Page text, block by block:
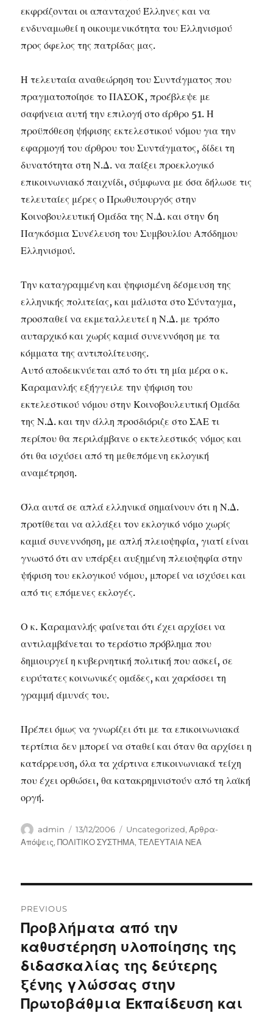
εκφράζονται οι απανταχού Έλληνες και να
ενδυναμωθεί η οικουμενικότητα του Ελληνισμού
προς όφελος της πατρίδας μας.
Η τελευταία αναθεώρηση του Συντάγματος που
πραγματοποίησε το ΠΑΣΟΚ, προέβλεψε με
σαφήνεια αυτή την επιλογή στο άρθρο 51. Η
προϋπόθεση ψήφισης εκτελεστικού νόμου για την
εφαρμογή του άρθρου του Συντάγματος, δίδει τη
δυνατότητα στη Ν.Δ. να παίξει προεκλογικό
επικοινωνιακό παιχνίδι, σύμφωνα με όσα δήλωσε τις
τελευταίες μέρες ο Πρωθυπουργός στην
Κοινοβουλευτική Ομάδα της Ν.Δ. και στην 6η
Παγκόσμια Συνέλευση του Συμβουλίου Απόδημου
Ελληνισμού.
Την καταγραμμένη και ψηφισμένη δέσμευση της
ελληνικής πολιτείας, και μάλιστα στο Σύνταγμα,
προσπαθεί να εκμεταλλευτεί η Ν.Δ. με τρόπο
αυταρχικό και χωρίς καμιά συνεννόηση με τα
κόμματα της αντιπολίτευσης.
Αυτό αποδεικνύεται από το ότι τη μία μέρα ο κ.
Καραμανλής εξήγγειλε την ψήφιση του
εκτελεστικού νόμου στην Κοινοβουλευτική Ομάδα
της Ν.Δ. και την άλλη προσδιόριζε στο ΣΑΕ τι
περίπου θα περιλάμβανε ο εκτελεστικός νόμος και
ότι θα ισχύσει από τη μεθεπόμενη εκλογική
αναμέτρηση.
Όλα αυτά σε απλά ελληνικά σημαίνουν ότι η Ν.Δ.
προτίθεται να αλλάξει τον εκλογικό νόμο χωρίς
καμιά συνεννόηση, με απλή πλειοψηφία, γιατί είναι
γνωστό ότι αν υπάρξει αυξημένη πλειοψηφία στην
ψήφιση του εκλογικού νόμου, μπορεί να ισχύσει και
από τις επόμενες εκλογές.
Ο κ. Καραμανλής φαίνεται ότι έχει αρχίσει να
αντιλαμβάνεται το τεράστιο πρόβλημα που
δημιουργεί η κυβερνητική πολιτική που ασκεί, σε
ευρύτατες κοινωνικές ομάδες, και χαράσσει τη
γραμμή άμυνάς του.
Πρέπει όμως να γνωρίζει ότι με τα επικοινωνιακά
τερτίπια δεν μπορεί να σταθεί και όταν θα αρχίσει η
κατάρρευση, όλα τα χάρτινα επικοινωνιακά τείχη
που έχει ορθώσει, θα κατακρημνιστούν από τη λαϊκή
οργή.
Author
admin
Posted
on
13/12/2006 Categories
Uncategorized,Άρθρα-
Απόψεις,ΠΟΛΙΤΙΚΟ ΣΥΣΤΗΜΑ,ΤΕΛΕΥΤΑΙΑ ΝΕΑ
navigation
PREVIOUS
Previous
post:
Προβλήματα από την
καθυστέρηση υλοποίησης της
διδασκαλίας της δεύτερης
ξένης γλώσσας στην
Πρωτοβάθμια Εκπαίδευση και